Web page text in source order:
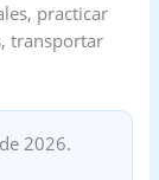
practicar
transportar
2026.